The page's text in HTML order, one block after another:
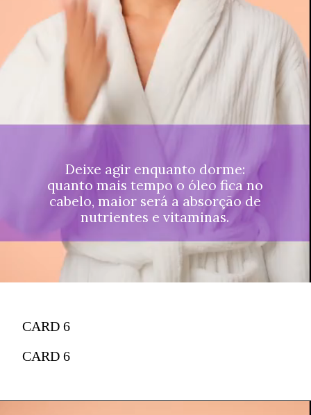
Deixe agir enquanto dorme:
quanto mais tempo o óleo fica no
cabelo, maior será a absorção de
nutrientes e vitaminas.
CARD 6
CARD 6